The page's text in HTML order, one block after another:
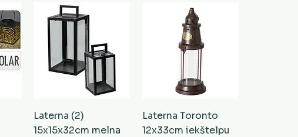
Laterna (2)
15x15x32cm melna
Laterna Toronto
12x33cm iekštelpu